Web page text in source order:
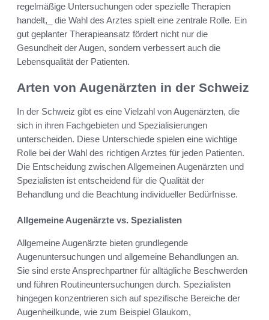
regelmäßige Untersuchungen oder spezielle Therapien
handelt,_ die Wahl des Arztes spielt eine zentrale Rolle. Ein
gut geplanter Therapieansatz fördert nicht nur die
Gesundheit der Augen, sondern verbessert auch die
Lebensqualität der Patienten.
Arten von Augenärzten in der Schweiz
In der Schweiz gibt es eine Vielzahl von Augenärzten, die
sich in ihren Fachgebieten und Spezialisierungen
unterscheiden. Diese Unterschiede spielen eine wichtige
Rolle bei der Wahl des richtigen Arztes für jeden Patienten.
Die Entscheidung zwischen Allgemeinen Augenärzten und
Spezialisten ist entscheidend für die Qualität der
Behandlung und die Beachtung individueller Bedürfnisse.
Allgemeine Augenärzte vs. Spezialisten
Allgemeine Augenärzte bieten grundlegende
Augenuntersuchungen und allgemeine Behandlungen an.
Sie sind erste Ansprechpartner für alltägliche Beschwerden
und führen Routineuntersuchungen durch. Spezialisten
hingegen konzentrieren sich auf spezifische Bereiche der
Augenheilkunde, wie zum Beispiel Glaukom,